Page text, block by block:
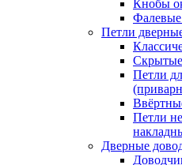
Кнобы
Петли
Петли
Петли
Дверные